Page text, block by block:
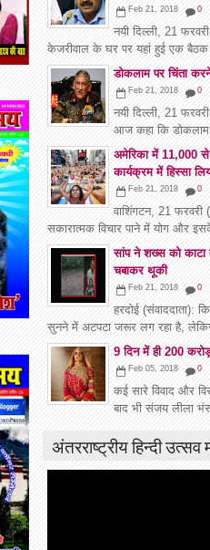
Feb 21, 2018 0
नयी दिल्ली, 21
केजरीवाल के घर पर यहां हुई एक बैठक
डोकलाम पर चिंता
Feb 21, 2018 0
नयी दिल्ली, 21
आज कहा कि
अमेरिका में 11,000 से
कार्यक्रम में हिस्सा
Feb 21, 2018 0
वाशिंगटन, 21
सकारात्मक विचार पाने में योग और
सांप ने शख्स को
चबाकर थूकी
Feb 21, 2018 0
हरदोई (संवाददाता):
सुनने में अटपटा जरूर लग रहा है,
9 दिन में ही 200
Feb 05, 2018 0
कई सारे विवाद और
बाद भी संजय लीला
अंतरराष्ट्रीय हिन्दी उत्सव